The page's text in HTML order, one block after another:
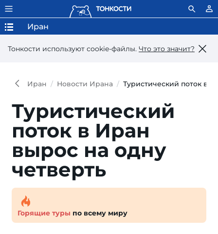
Тонкости используют сookie-файлы. Что это значит?
Иран
Иран Новости Ирана Туристический поток в
Туристический
поток в Иран
вырос на одну
четверть
Горящие туры по всему миру